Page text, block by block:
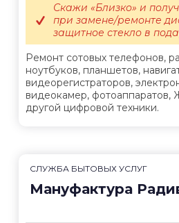
Ремонт сотовых телефонов,
ноутбуков, планшетов,
видеорегистраторов,
видеокамер, фотоаппаратов,
другой цифровой техники.
Скажи «Близко» и
при замене/ремонте
защитное стекло в
СЛУЖБА БЫТОВЫХ УСЛУГ
Мануфактура